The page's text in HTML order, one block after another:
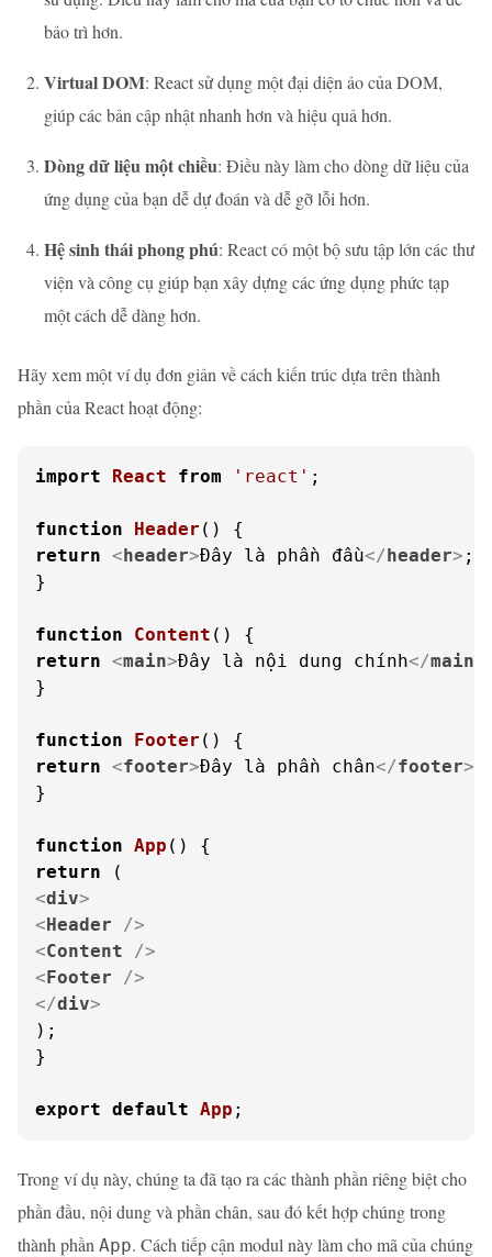
bảo trì hơn.
Virtual DOM: React sử dụng một đại diện ảo của DOM,
giúp các bản cập nhật nhanh hơn và hiệu quả hơn.
Dòng dữ liệu một chiều: Điều này làm cho dòng dữ liệu của
ứng dụng của bạn dễ dự đoán và dễ gỡ lỗi hơn.
Hệ sinh thái phong phú: React có một bộ sưu tập lớn các thư
viện và công cụ giúp bạn xây dựng các ứng dụng phức tạp
một cách dễ dàng hơn.
Hãy xem một ví dụ đơn giản về cách kiến trúc dựa trên thành
phần của React hoạt động:
import React from 'react' ;
function Header (
return <header>Đây là phần đầu</header> ;
}
function Content (
return <main>Đây là nội dung chính</main
}
function Footer (
return <footer>Đây là phần chân</footer>
}
function App (
return
<div>
<Header />
<Content />
<Footer />
</div>
);
}
export default App ;
Trong ví dụ này, chúng ta đã tạo ra các thành phần riêng biệt cho
phần đầu, nội dung và phần chân, sau đó kết hợp chúng trong
thành phần App. Cách tiếp cận modul này làm cho mã của chúng